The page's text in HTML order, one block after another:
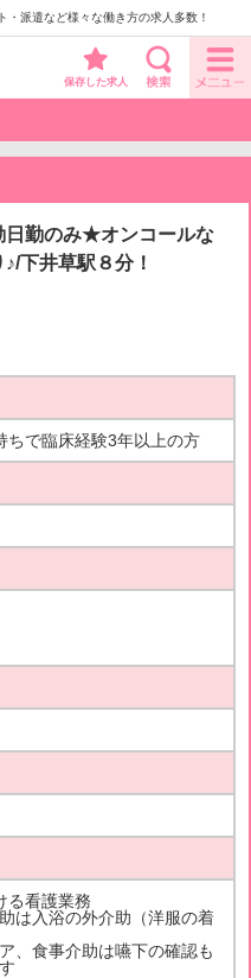
派遣など様々な働き方の求人多数！
保存した求人
日勤のみ★オンコールな
下井草駅８分！
ちで臨床経験3年以上の方
る看護業務
の外介助（洋服の着
介助は嚥下の確認も